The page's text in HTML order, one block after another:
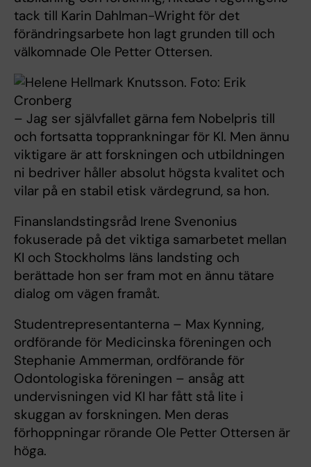
tack till Karin Dahlman-Wright för det
förändringsarbete hon lagt grunden till och
välkomnade Ole Petter Ottersen.
– Jag ser självfallet gärna fem Nobelpris till
och fortsatta topprankningar för KI. Men ännu
viktigare är att forskningen och utbildningen
ni bedriver håller absolut högsta kvalitet och
vilar på en stabil etisk värdegrund, sa hon.
Finanslandstingsråd Irene Svenonius
fokuserade på det viktiga samarbetet mellan
KI och Stockholms läns landsting och
berättade hon ser fram mot en ännu tätare
dialog om vägen framåt.
Studentrepresentanterna – Max Kynning,
ordförande för Medicinska föreningen och
Stephanie Ammerman, ordförande för
Odontologiska föreningen – ansåg att
undervisningen vid KI har fått stå lite i
skuggan av forskningen. Men deras
förhoppningar rörande Ole Petter Ottersen är
höga.